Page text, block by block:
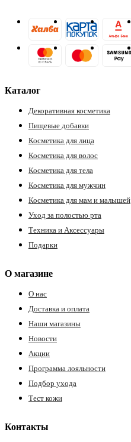
Каталог
Декоративная косметика
Пищевые добавки
Косметика для лица
Косметика для волос
Косметика для тела
Косметика для мужчин
Косметика для мам и малышей
Уход за полостью рта
Техника и Аксессуары
Подарки
О магазине
О нас
Доставка и оплата
Наши магазины
Новости
Акции
Программа лояльности
Подбор ухода
Тест кожи
Контакты